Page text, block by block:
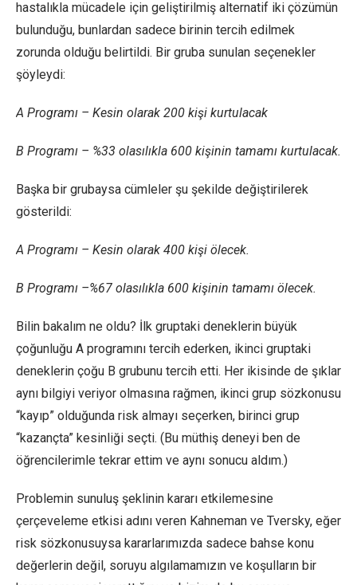
hastalıkla mücadele için geliştirilmiş alternatif iki çözümün
bulunduğu, bunlardan sadece birinin tercih edilmek
zorunda olduğu belirtildi. Bir gruba sunulan seçenekler
şöyleydi:
A Programı – Kesin olarak 200 kişi kurtulacak
B Programı – %33 olasılıkla 600 kişinin tamamı kurtulacak.
Başka bir grubaysa cümleler şu şekilde değiştirilerek
gösterildi:
A Programı – Kesin olarak 400 kişi ölecek.
B Programı –%67 olasılıkla 600 kişinin tamamı ölecek.
Bilin bakalım ne oldu? İlk gruptaki deneklerin büyük
çoğunluğu A programını tercih ederken, ikinci gruptaki
deneklerin çoğu B grubunu tercih etti. Her ikisinde de şıklar
aynı bilgiyi veriyor olmasına rağmen, ikinci grup sözkonusu
“kayıp” olduğunda risk almayı seçerken, birinci grup
“kazançta” kesinliği seçti. (Bu müthiş deneyi ben de
öğrencilerimle tekrar ettim ve aynı sonucu aldım.)
Problemin sunuluş şeklinin kararı etkilemesine
çerçeveleme etkisi adını veren Kahneman ve Tversky, eğer
risk sözkonusuysa kararlarımızda sadece bahse konu
değerlerin değil, soruyu algılamamızın ve koşulların bir